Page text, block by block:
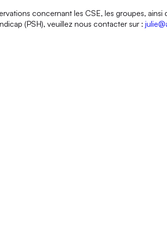
concernant les CSE, les groupes, ainsi
(PSH), veuillez nous contacter sur :